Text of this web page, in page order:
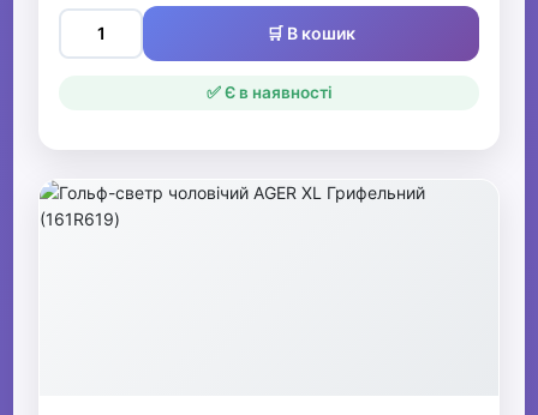
🛒 В кошик
✅ Є в наявності